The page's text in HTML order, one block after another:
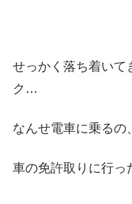
せっかく落ち着い
ク…
なんせ電車に乗るの
車の免許取りに行っ